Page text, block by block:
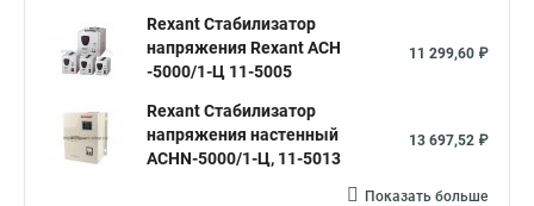
Rexant Стабилизатор
напряжения Rexant АСН
-5000/1-Ц 11-5005
11 299,60 ₽
Rexant Стабилизатор
напряжения настенный
АСНN-5000/1-Ц, 11-5013
13 697,52 ₽
Показать больше